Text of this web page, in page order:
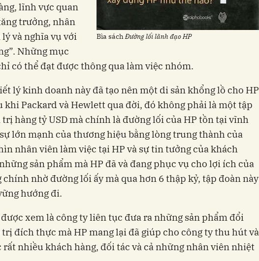
Bìa sáchĐường lối lãnh đạo HP
lĩnh vực quan
trưởng, nhân
lý và nghĩa vụ với
Những mục
có thể đạt được thông qua làm việc nhóm.
lý kinh doanh này đã tạo nên một di sản khổng lồ cho HP
khi Packard và Hewlett qua đời, đó không phải là một tập
trị hàng tỷ USD mà chính là đường lối của HP tồn tại vĩnh
lớn mạnh của thương hiệu bằng lòng trung thành của
nhân viên làm việc tại HP và sự tin tưởng của khách
sản phẩm mà HP đã và đang phục vụ cho lợi ích của
chính nhờ đường lối ấy mà qua hơn 6 thập kỷ, tập đoàn này
hướng đi.
xem là công ty liên tục đưa ra những sản phẩm đổi
trị đích thực mà HP mang lại đã giúp cho công ty thu hút và
rất nhiều khách hàng, đối tác và cả những nhân viên nhiệt